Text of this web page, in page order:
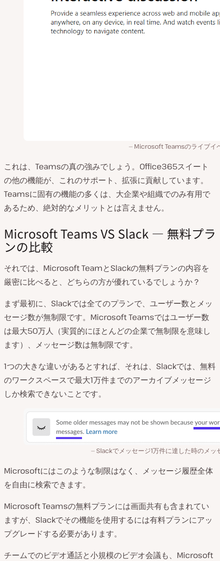
Microsoft Teamsのライブイ
これは、Teamsの真の強みでしょう。Office365スイート
の他の機能が、これのサポート、拡張に貢献しています。
Teamsに固有の機能の多くは、大企業や組織でのみ有用で
あるため、絶対的なメリットとは言えません。
Microsoft Teams VS Slack — 無料プラ
ンの比較
それでは、Microsoft TeamとSlackの無料プランの内容を
厳密に比べると、どちらの方が優れているでしょうか？
まず最初に、Slackでは全てのプランで、ユーザー数とメッ
セージ数が無制限です。Microsoft Teamsではユーザー数
は最大50万人（実質的にほとんどの企業で無制限を意味し
ます）、メッセージ数は無制限です。
1つの大きな違いがあるとすれば、それは、Slackでは、無料
のワークスペースで最大1万件までのアーカイブメッセージ
しか検索できないことです。
Slackでメッセージ1万件に達した時のメッ
Microsoftにはこのような制限はなく、メッセージ履歴全体
を自由に検索できます。
Microsoft Teamsの無料プランには画面共有も含まれてい
ますが、Slackでその機能を使用するには有料プランにアッ
プグレードする必要があります。
チームでのビデオ通話と小規模のビデオ会議も、Microsoft